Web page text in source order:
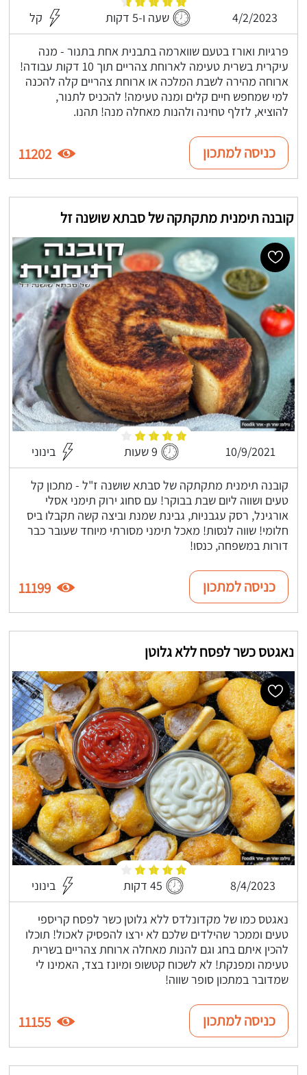
4/2/2023 שעה ו-5 דקות קל
פרגיות ואורז בטעם שווארמה בתבנית אחת בתנור - מנה
עיקרית בשרית טעימה לארוחת צהריים תוך 10 דקות עבודה!
ארוחה מהירה לשבת המלכה או ארוחת צהריים קלה להכנה
למי שמחפש חיים קלים ומנה טעימה! להכניס לתנור,
להוציא, לזלף טחינה ולהנות מאחלה מנה! תהנו.
כניסה למתכון 11202
קובנה תימנית מתקתקה של סבתא שושנה זל
10/9/2021 9 שעות בינוני
קובנה תימנית מתקתקה של סבתא שושנה ז"ל - מתכון קל
טעים ושווה ליום שבת בבוקר! עם סחוג ירוק תימני אסלי
אורגינל, רסק עגבניות, גבינת שמנת וביצה קשה תקבלו ביס
חלומי! שווה לנסות! מאכל תימני מסורתי מיוחד שעובר כבר
דורות במשפחה, כנסו!
כניסה למתכון 11199
נאגטס כשר לפסח ללא גלוטן
8/4/2023 45 דקות בינוני
נאגטס כמו של מקדונלדס ללא גלוטן כשר לפסח קריספי
טעים וממכר שהילדים שלכם לא ירצו להפסיק לאכול! תוכלו
להכין איתם בחג וגם להנות מאחלה ארוחת צהריים בשרית
טעימה ומפנקת! לא לשכוח קטשופ ומיונז בצד, האמינו לי
שמדובר במתכון סופר שווה!
כניסה למתכון 11155